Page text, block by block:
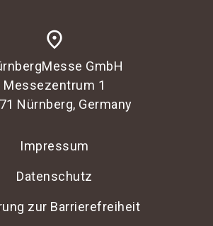
place
GmbH
Messezentrum 1
Nürnberg, Germany
Impressum
Datenschutz
zur Barrierefreiheit